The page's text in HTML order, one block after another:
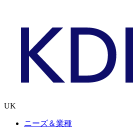
UK
ニーズ＆業種